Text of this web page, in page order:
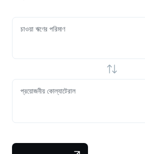
চাওয়া ঋণের পরিমাণ
প্রয়োজনীয় কোল্যাটেরাল